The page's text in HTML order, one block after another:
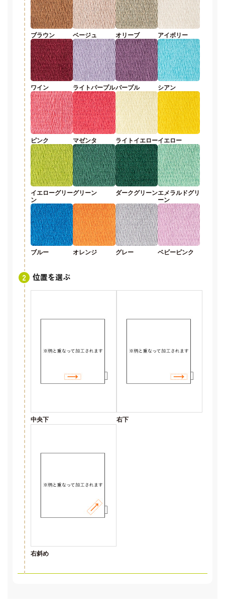
ブラウン ベージュ オリーブ アイボリー
ワイン ライトパープルパープル シアン
ピンク マゼンタ ライトイエローイエロー
イエローグリー
ン
グリーン ダークグリーンエメラルドグリ
ーン
ブルー オレンジ グレー ベビーピンク
位置を選ぶ
中央下 右下
右斜め